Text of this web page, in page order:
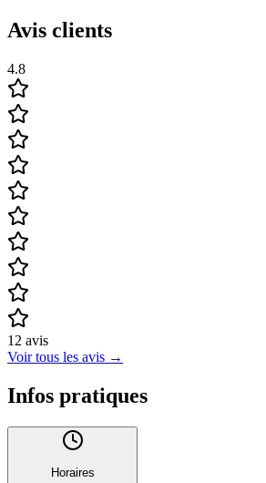
Avis clients
4.8
12 avis
Voir tous les avis →
Infos pratiques
Horaires